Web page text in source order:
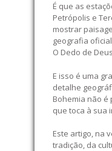
É que as
Petrópolis e
mostrar
geografia
O Dedo de
E isso é uma
detalhe
Bohemia não é
que toca à sua
Este artigo, na
tradição, da